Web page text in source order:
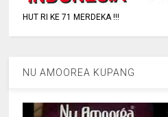
HUT RI KE 71 MERDEKA !!!
NU AMOOREA KUPANG